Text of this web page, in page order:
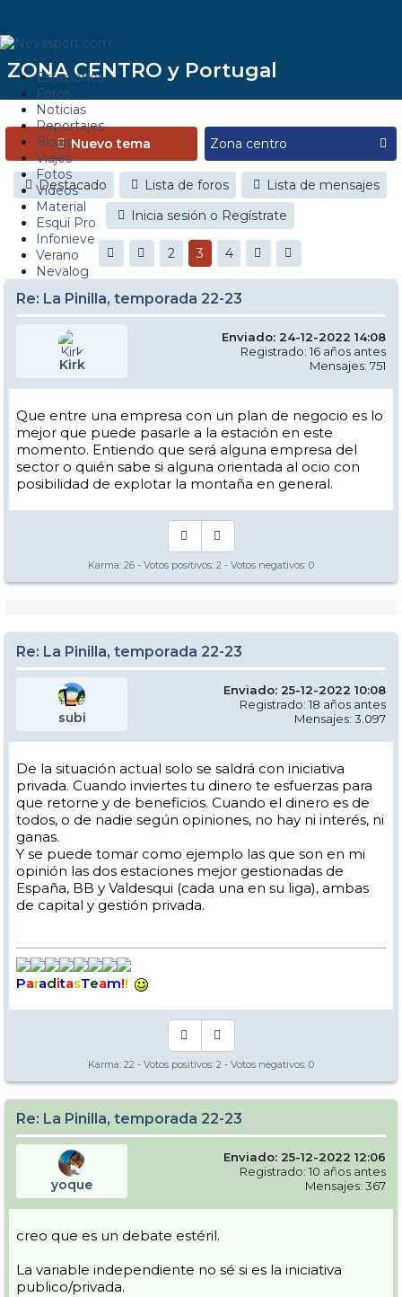
Estaciones
Foros
Noticias
Reportajes
Blogs
Viajes
Fotos
Videos
Material
Esquí Pro
Infonieve
Verano
Nevalog
ZONA CENTRO y Portugal
Nuevo tema
Destacado Lista de foros
Lista de mensajes
Inicia sesión o Regístrate
2 3 4
Re: La Pinilla, temporada 22-23
Kirk
Enviado: 24-12-2022 14:08
Registrado: 16 años antes
Mensajes: 751
Que entre una empresa con un plan de negocio es lo
mejor que puede pasarle a la estación en este
momento. Entiendo que será alguna empresa del
sector o quién sabe si alguna orientada al ocio con
posibilidad de explotar la montaña en general.
Karma: 26 - Votos positivos: 2 - Votos negativos: 0
Re: La Pinilla, temporada 22-23
subi
Enviado: 25-12-2022 10:08
Registrado: 18 años antes
Mensajes: 3.097
De la situación actual solo se saldrá con iniciativa
privada. Cuando inviertes tu dinero te esfuerzas para
que retorne y de beneficios. Cuando el dinero es de
todos, o de nadie según opiniones, no hay ni interés, ni
ganas.
Y se puede tomar como ejemplo las que son en mi
opinión las dos estaciones mejor gestionadas de
España, BB y Valdesqui (cada una en su liga), ambas
de capital y gestión privada.
ParaditasTeam!!
Karma: 22 - Votos positivos: 2 - Votos negativos: 0
Re: La Pinilla, temporada 22-23
yoque
Enviado: 25-12-2022 12:06
Registrado: 10 años antes
Mensajes: 367
creo que es un debate estéril.
La variable independiente no sé si es la iniciativa
publico/privada.